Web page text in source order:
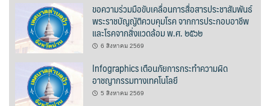
ริมน้ำปัวแคมป์ปิ้ง
ฤทธิ์รดาโฮม
ลองนอนนา
วรนครเพลส
ขอความร่วมมือขับเคลื่อนการสื่อสารประชาสัมพันธ์
พระราชบัญญัติควบคุมโรค จากการประกอบอาชีพ
และโรคจากสิ่งแวดล้อม พ.ศ. ๒๕๖๒
6 สิงหาคม 2569
Infographics เตือนภัยการกระทำความผิด
อาชญากรรมทางเทคโนโลยี
5 สิงหาคม 2569